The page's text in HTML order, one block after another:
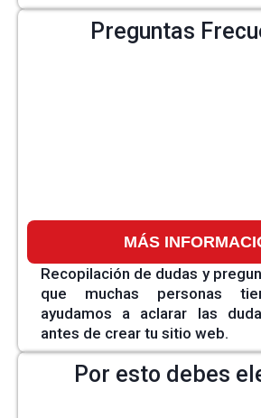
Preguntas
MÁS
Recopilación de dudas y
que muchas personas
ayudamos a aclarar las
antes de crear tu sitio web.
Por esto debes